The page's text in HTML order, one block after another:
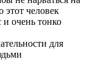
человек
очень тонко
для